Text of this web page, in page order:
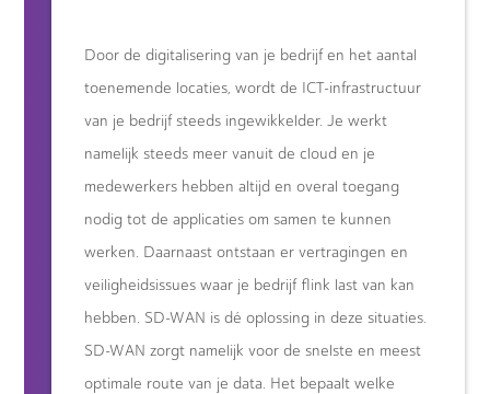
Door de digitalisering van je bedrijf en het aantal
toenemende locaties, wordt de ICT-infrastructuur
van je bedrijf steeds ingewikkelder. Je werkt
namelijk steeds meer vanuit de cloud en je
medewerkers hebben altijd en overal toegang
nodig tot de applicaties om samen te kunnen
werken. Daarnaast ontstaan er vertragingen en
veiligheidsissues waar je bedrijf flink last van kan
hebben. SD-WAN is dé oplossing in deze situaties.
SD-WAN zorgt namelijk voor de snelste en meest
optimale route van je data. Het bepaalt welke